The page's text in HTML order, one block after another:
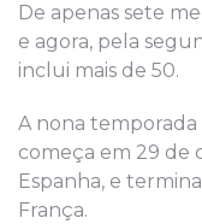
De apenas sete
e agora, pela
inclui mais de 50.
A nona
começa em 29 de
Espanha, e
França.